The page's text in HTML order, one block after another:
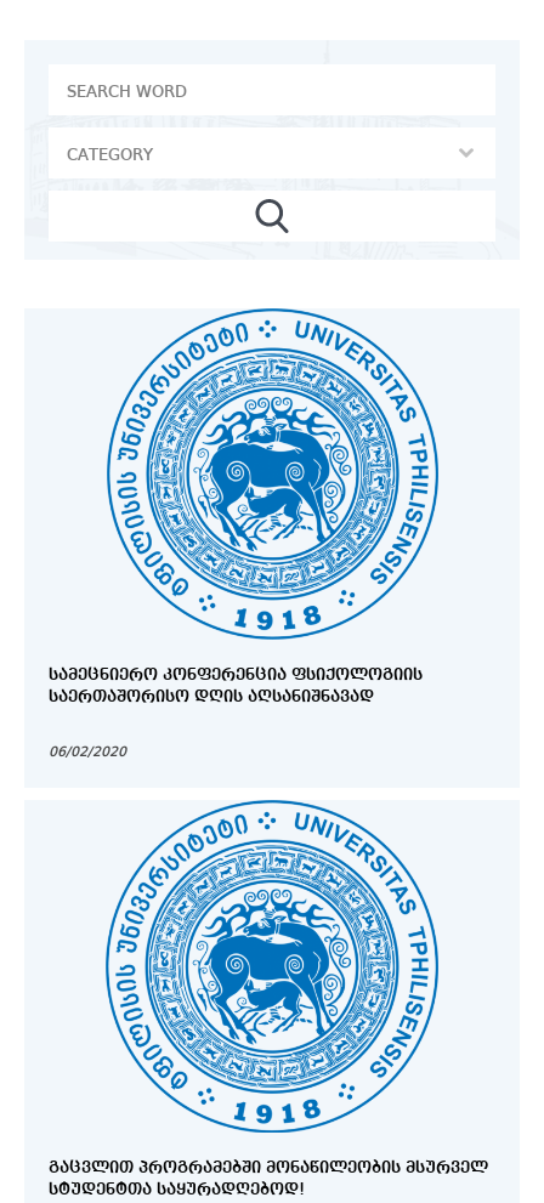
ᲡᲐᲛᲔᲪᲜᲘᲔᲠᲝ ᲙᲝᲜᲤᲔᲠᲔᲜᲪᲘᲐ ᲤᲡᲘᲥᲝᲚᲝᲒᲘᲘᲡ
ᲡᲐᲔᲠᲗᲐᲨᲝᲠᲘᲡᲝ ᲓᲦᲘᲡ ᲐᲦᲡᲐᲜᲘᲨᲜᲐᲕᲐᲓ
06/02/2020
ᲒᲐᲪᲕᲚᲘᲗ ᲞᲠᲝᲒᲠᲐᲛᲔᲑᲨᲘ ᲛᲝᲜᲐᲬᲘᲚᲔᲝᲑᲘᲡ ᲛᲡᲣᲠᲕᲔᲚ
ᲡᲢᲣᲓᲔᲜᲢᲗᲐ ᲡᲐᲧᲣᲠᲐᲓᲦᲔᲑᲝᲓ!